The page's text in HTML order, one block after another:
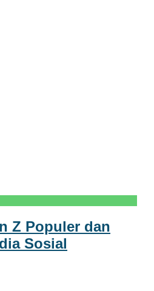
Z Populer dan
Sosial